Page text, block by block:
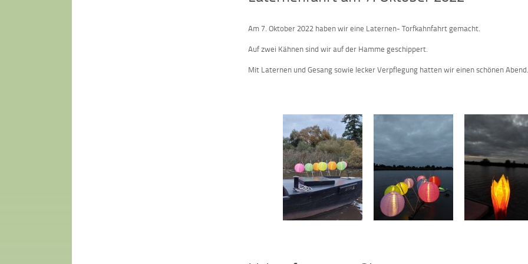
Am 7. Oktober 2022 haben wir eine Laternen- Torfkahnfahrt gemacht.
Auf zwei Kähnen sind wir auf der Hamme geschippert.
Mit Laternen und Gesang sowie lecker Verpflegung hatten wir einen schönen